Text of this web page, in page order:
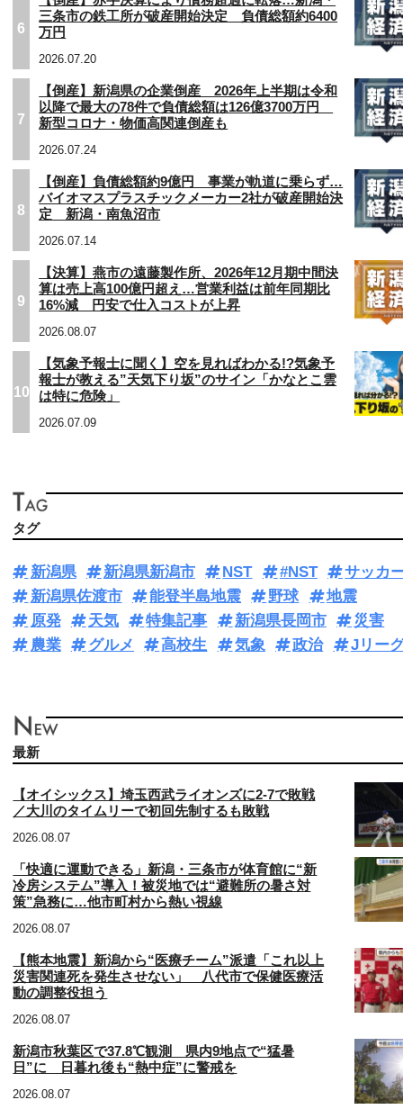
6
三条市の鉄工所が破産開始決定 負債総額約6400
万円
2026.07.20
7
【倒産】新潟県の企業倒産 2026年上半期は令和
以降で最大の78件で負債総額は126億3700万円
新型コロナ・物価高関連倒産も
2026.07.24
8
【倒産】負債総額約9億円 事業が軌道に乗らず…
バイオマスプラスチックメーカー2社が破産開始決
定 新潟・南魚沼市
2026.07.14
9
【決算】燕市の遠藤製作所、2026年12月期中間決
算は売上高100億円超え…営業利益は前年同期比
16%減 円安で仕入コストが上昇
2026.08.07
10
【気象予報士に聞く】空を見ればわかる!?気象予
報士が教える”天気下り坂”のサイン「かなとこ雲
は特に危険」
2026.07.09
タグ
新潟県 新潟県新潟市 NST #NST
サッカ
新潟県佐渡市
能登半島地震 野球
地震
原発
天気 特集記事 新潟県長岡市
災害
農業
グルメ 高校生 気象 政治 Jリー
最新
【オイシックス】埼玉西武ライオンズに2-7で敗戦
／大川のタイムリーで初回先制するも敗戦
2026.08.07
「快適に運動できる」新潟・三条市が体育館に“新
冷房システム”導入！被災地では“避難所の暑さ対
策”急務に…他市町村から熱い視線
2026.08.07
【熊本地震】新潟から“医療チーム”派遣「これ以上
災害関連死を発生させない」 八代市で保健医療活
動の調整役担う
2026.08.07
新潟市秋葉区で37.8℃観測 県内9地点で“猛暑
日”に 日暮れ後も“熱中症”に警戒を
2026.08.07